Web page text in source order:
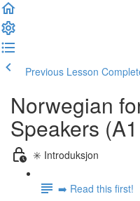
Previous Lesson
Norwegian
Speakers
✳️ Introduksjon
➡️ Read this first!